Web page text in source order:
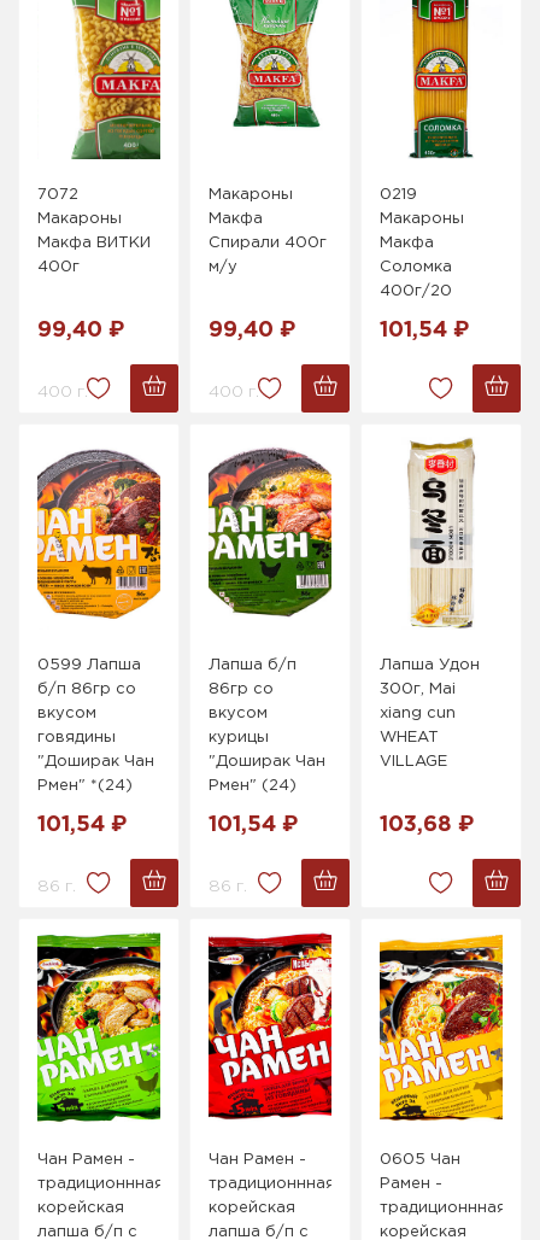
7072
Макароны
Макфа ВИТКИ
400г
99,40 ₽
400 г.
Макароны
Макфа
Спирали 400г
м/у
99,40 ₽
400 г.
0219
Макароны
Макфа
Соломка
400г/20
101,54 ₽
0599 Лапша
б/п 86гр со
вкусом
говядины
"Доширак Чан
Рмен" *(24)
101,54 ₽
86 г.
Лапша б/п
86гр со
вкусом
курицы
"Доширак Чан
Рмен" (24)
101,54 ₽
86 г.
Лапша Удон
300г, Mai
xiang cun
WHEAT
VILLAGE
103,68 ₽
Чан Рамен -
традиционнная
корейская
лапша б/п с
Чан Рамен -
традиционнная
корейская
лапша б/п с
0605 Чан
Рамен -
традиционнная
корейская